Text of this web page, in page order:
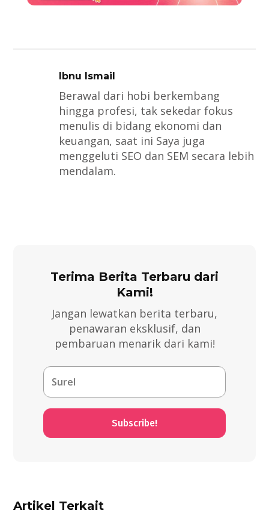
Ibnu Ismail
Berawal dari hobi berkembang
hingga profesi, tak sekedar fokus
menulis di bidang ekonomi dan
keuangan, saat ini Saya juga
menggeluti SEO dan SEM secara lebih
mendalam.
Terima Berita Terbaru dari
Kami!
Jangan lewatkan berita terbaru,
penawaran eksklusif, dan
pembaruan menarik dari kami!
Subscribe!
Artikel Terkait